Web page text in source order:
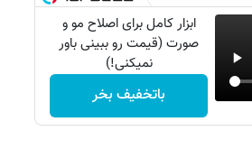
ابزار کامل برای اصلاح مو و
صورت (قیمت رو ببینی باور
نمیکنی!)
باتخفیف بخر